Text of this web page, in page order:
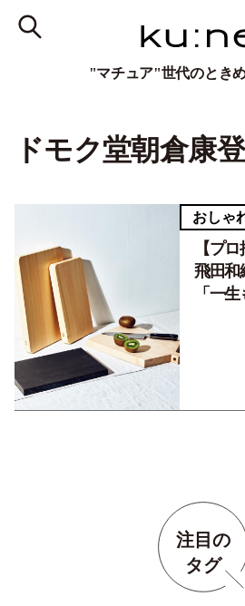
"マチュア"世代のときめ
ドモク堂朝倉康登
おしゃ
【プ
飛田和
「一
注目の
タグ